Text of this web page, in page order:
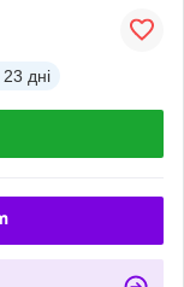
23 дні